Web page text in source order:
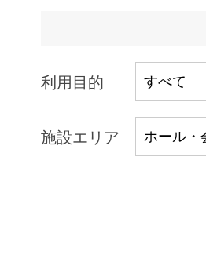
利用目的
施設エリア